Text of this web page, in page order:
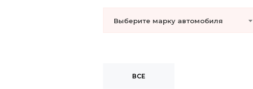
Выберите марку автомобиля
ВСЕ